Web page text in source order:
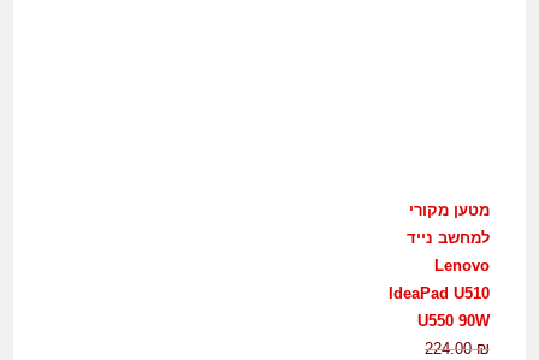
מטען מקורי
למחשב נייד
Lenovo
IdeaPad U510
U550 90W
224.00₪